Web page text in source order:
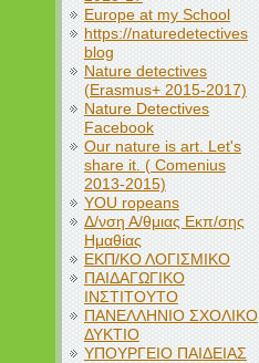
Europe at my School
https://naturedetectives
blog
Nature detectives
(Erasmus+ 2015-2017)
Nature Detectives
Facebook
Our nature is art. Let's
share it. ( Comenius
2013-2015)
YOU ropeans
Δ/νση Α/θμιας Εκπ/σης
Ημαθίας
ΕΚΠ/ΚΟ ΛΟΓΙΣΜΙΚΟ
ΠΑΙΔΑΓΩΓΙΚΟ
ΙΝΣΤΙΤΟΥΤΟ
ΠΑΝΕΛΛΗΝΙΟ ΣΧΟΛΙΚΟ
ΔΥΚΤΙΟ
ΥΠΟΥΡΓΕΙΟ ΠΑΙΔΕΙΑΣ